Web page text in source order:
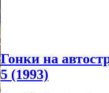
Гонки на
5 (1993)